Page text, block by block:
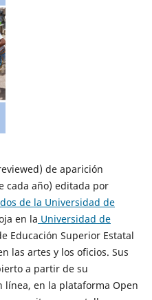
de aparición
cada año) editada por
de la Universidad de
en la Universidad de
Educación Superior Estatal
las artes y los oficios. Sus
a partir de su
línea, en la plataforma Open